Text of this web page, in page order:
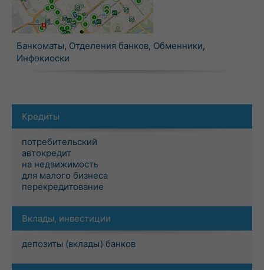
Банкоматы, Отделения банков, Обменники,
Инфокиоски
Кредиты
потребительский
автокредит
на недвижимость
для малого бизнеса
перекредитование
Вклады, инвестиции
депозиты (вклады) банков